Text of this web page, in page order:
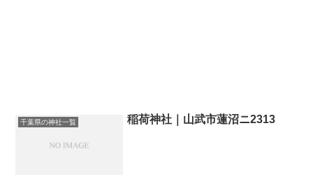
千葉県の神社一覧 稲荷神社｜山武市蓮沼ニ2313